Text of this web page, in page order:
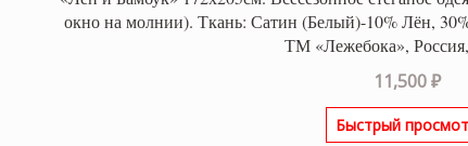
окно на молнии). Ткань: Сатин (Белый)-10% Лён,
ТМ «Лежебока»,
11,500₽
Быстрый